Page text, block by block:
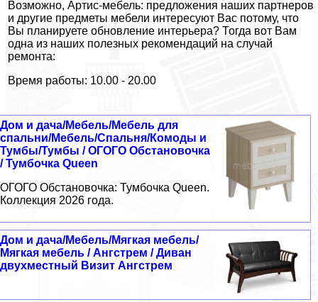
Возможно, Артис-мебель: предложения наших партнеров
и другие предметы мебели интересуют Вас потому, что
Вы планируете обновление интерьера? Тогда вот Вам
одна из наших полезных рекомендаций на случай
ремонта:
Время работы: 10.00 - 20.00
Дом и дача/Мебель/Мебель для
спальни/Мебель/Спальня/Комоды и
Тумбы/Тумбы / ОГОГО Обстановочка
/ Тумбочка Queen
ОГОГО Обстановочка: Тумбочка Queen.
Коллекция 2026 года.
Дом и дача/Мебель/Мягкая мебель/
Мягкая мебель / Ангстрем / Диван
двухместный Визит Ангстрем